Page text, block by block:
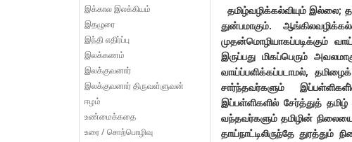
தமிழ்வழிக்கல்வியும் இல்லை;
துன்பமாகும்.
முதன்மொழியாகப்படிக்கும்
இருப்பது மிகப்பெரும்
வாய்ப்பளிக்கப்படாமல்,
சார்ந்தவர்களும்
இப்பள்ளிகளில் சேர்த்துத்
வந்தவர்களும் தமிழின்
தாய்நாட்டிலிருந்தே
இக்கால இலக்கியம்
இதழுரை
இந்தி எதிர்ப்பு
இலக்கணம்
இலக்குவனார்
இலக்குவனார் திருவள்ளுவன்
ஈழம்
உண்மைக்கதை
உரை / சொற்பொழிவு